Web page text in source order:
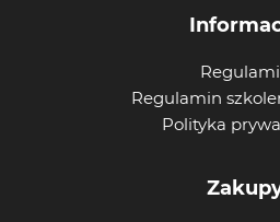
Regulamin
Polityka